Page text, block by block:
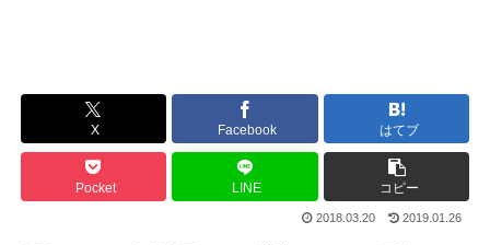
X Facebook はてブ
Pocket LINE コピー
2018.03.20 2019.01.26